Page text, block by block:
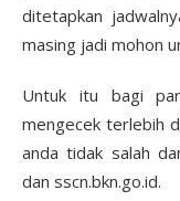
ditetapkan
masing jadi mohon
Untuk itu bagi
mengecek terlebih
anda tidak salah
dan sscn.bkn.go.id.